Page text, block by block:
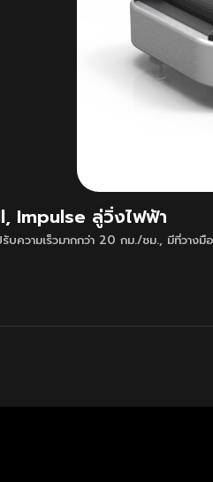
Impulse ลู่วิ่งไฟฟ้า
บความเร็วมากกว่า 20 กม./ชม., มีที่วางมื